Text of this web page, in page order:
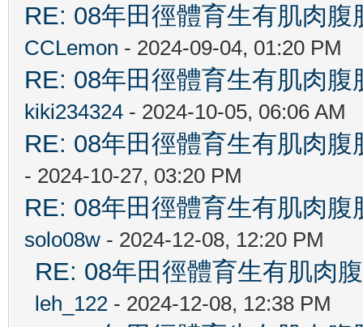
RE: 08年田徑體育生有肌肉
CCLemon - 2024-09-04, 01:20 PM
RE: 08年田徑體育生有肌肉
kiki234324 - 2024-10-05, 06:06 AM
RE: 08年田徑體育生有肌肉
- 2024-10-27, 03:20 PM
RE: 08年田徑體育生有肌肉
solo08w - 2024-12-08, 12:20 PM
RE: 08年田徑體育生有肌肉
leh_122 - 2024-12-08, 12:38 PM